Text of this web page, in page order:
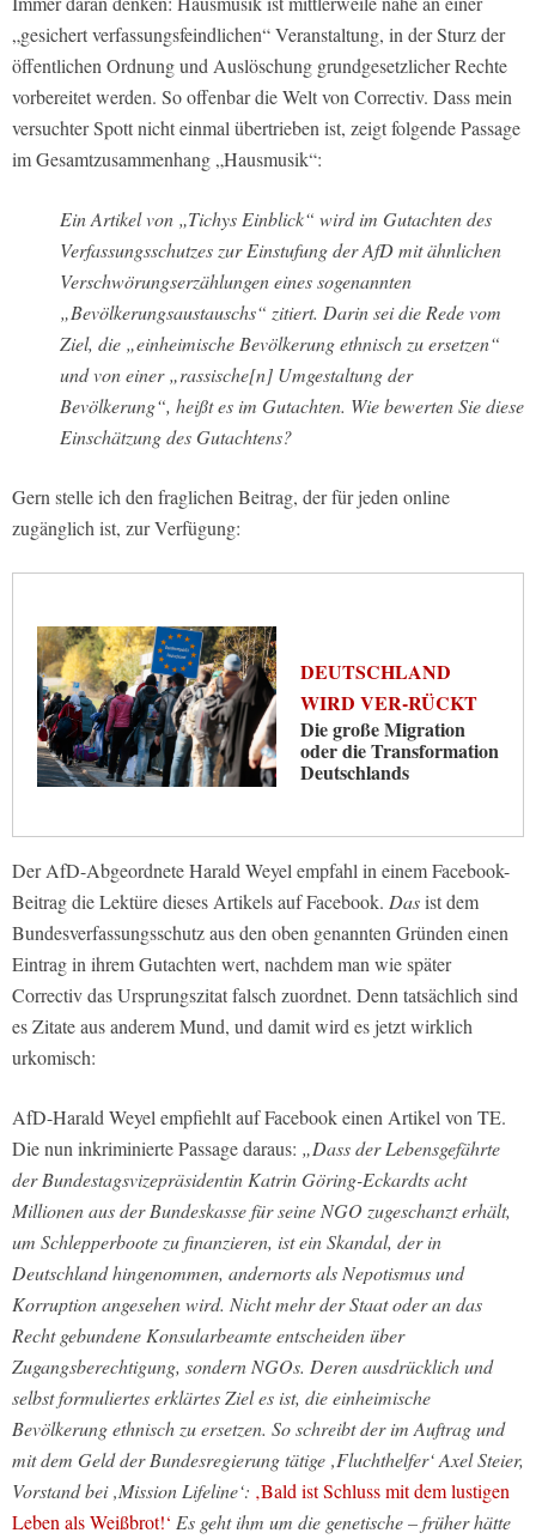
„gesichert verfassungsfeindlichen“ Veranstaltung, in der Sturz der
öffentlichen Ordnung und Auslöschung grundgesetzlicher Rechte
vorbereitet werden. So offenbar die Welt von Correctiv. Dass mein
versuchter Spott nicht einmal übertrieben ist, zeigt folgende Passage
im Gesamtzusammenhang „Hausmusik“:
Ein Artikel von „Tichys Einblick“ wird im Gutachten des
Verfassungsschutzes zur Einstufung der AfD mit ähnlichen
Verschwörungserzählungen eines sogenannten
„Bevölkerungsaustauschs“ zitiert. Darin sei die Rede vom
Ziel, die „einheimische Bevölkerung ethnisch zu ersetzen“
und von einer „rassische[n] Umgestaltung der
Bevölkerung“, heißt es im Gutachten. Wie bewerten Sie diese
Einschätzung des Gutachtens?
Gern stelle ich den fraglichen Beitrag, der für jeden online
zugänglich ist, zur Verfügung:
DEUTSCHLAND
WIRD VER-RÜCKT
Die große Migration
oder die Transformation
Deutschlands
Der AfD-Abgeordnete Harald Weyel empfahl in einem Facebook-
Beitrag die Lektüre dieses Artikels auf Facebook. Dasist dem
Bundesverfassungsschutz aus den oben genannten Gründen einen
Eintrag in ihrem Gutachten wert, nachdem man wie später
Correctiv das Ursprungszitat falsch zuordnet. Denn tatsächlich sind
es Zitate aus anderem Mund, und damit wird es jetzt wirklich
urkomisch:
AfD-Harald Weyel empfiehlt auf Facebook einen Artikel von TE.
Die nun inkriminierte Passage daraus: „Dass der Lebensgefährte
der Bundestagsvizepräsidentin Katrin Göring-Eckardts acht
Millionen aus der Bundeskasse für seine NGO zugeschanzt erhält,
um Schlepperboote zu finanzieren, ist ein Skandal, der in
Deutschland hingenommen, andernorts als Nepotismus und
Korruption angesehen wird. Nicht mehr der Staat oder an das
Recht gebundene Konsularbeamte entscheiden über
Zugangsberechtigung, sondern NGOs. Deren ausdrücklich und
selbst formuliertes erklärtes Ziel es ist, die einheimische
Bevölkerung ethnisch zu ersetzen. So schreibt der im Auftrag und
mit dem Geld der Bundesregierung tätige ‚Fluchthelfer‘ Axel Steier,
Vorstand bei ‚Mission Lifeline‘: ‚Bald ist Schluss mit dem lustigen
Leben als Weißbrot!‘ Es geht ihm um die genetische – früher hätte